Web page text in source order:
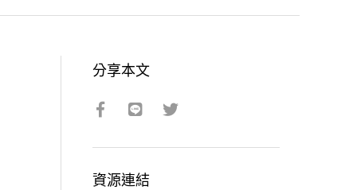
分享本文
資源連結